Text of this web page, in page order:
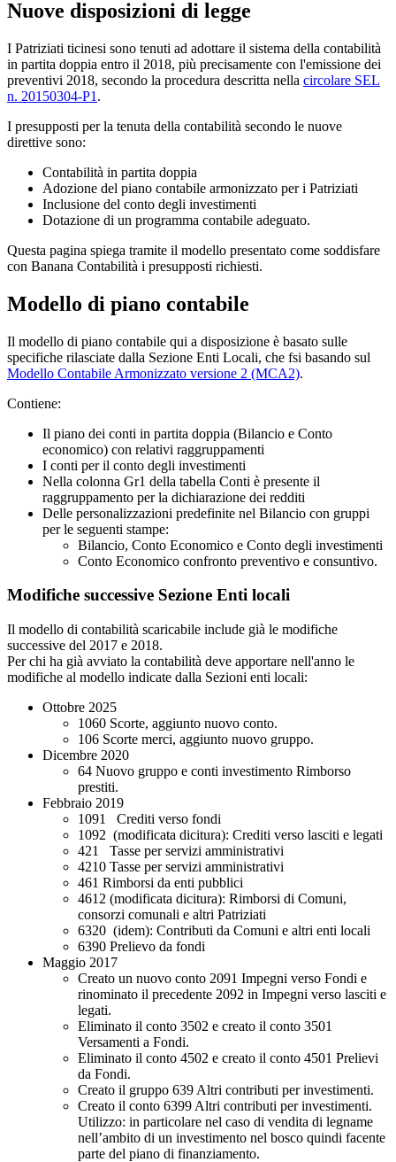
Nuove disposizioni di legge
I Patriziati ticinesi sono tenuti ad adottare il sistema della contabilità
in partita doppia entro il 2018, più precisamente con l'emissione dei
preventivi 2018, secondo la procedura descritta nella circolare SEL
n. 20150304-P1 .
I presupposti per la tenuta della contabilità secondo le nuove
direttive sono:
Contabilità in partita doppia
Adozione del piano contabile armonizzato per i Patriziati
Inclusione del conto degli investimenti
Dotazione di un programma contabile adeguato.
Questa pagina spiega tramite il modello presentato come soddisfare
con Banana Contabilità i presupposti richiesti.
Modello di piano contabile
Il modello di piano contabile qui a disposizione è basato sulle
specifiche rilasciate dalla Sezione Enti Locali, che fsi basando sul
Modello Contabile Armonizzato versione 2 (MCA2).
Contiene:
Il piano dei conti in partita doppia (Bilancio e Conto
economico) con relativi raggruppamenti
I conti per il conto degli investimenti
Nella colonna Gr1 della tabella Conti è presente il
raggruppamento per la dichiarazione dei redditi
Delle personalizzazioni predefinite nel Bilancio con gruppi
per le seguenti stampe:
Bilancio, Conto Economico e Conto degli investimenti
Conto Economico confronto preventivo e consuntivo.
Modifiche successive Sezione Enti locali
Il modello di contabilità scaricabile include già le modifiche
successive del 2017 e 2018.
Per chi ha già avviato la contabilità deve apportare nell'anno le
modifiche al modello indicate dalla Sezioni enti locali:
Ottobre 2025
1060 Scorte, aggiunto nuovo conto.
106 Scorte merci, aggiunto nuovo gruppo.
Dicembre 2020
64 Nuovo gruppo e conti investimento Rimborso
prestiti.
Febbraio 2019
1091 Crediti verso fondi
1092 (modificata dicitura): Crediti verso lasciti e legati
421 Tasse per servizi amministrativi
4210 Tasse per servizi amministrativi
461 Rimborsi da enti pubblici
4612 (modificata dicitura): Rimborsi di Comuni,
consorzi comunali e altri Patriziati
6320 (idem): Contributi da Comuni e altri enti locali
6390 Prelievo da fondi
Maggio 2017
Creato un nuovo conto 2091 Impegni verso Fondi e
rinominato il precedente 2092 in Impegni verso lasciti e
legati.
Eliminato il conto 3502 e creato il conto 3501
Versamenti a Fondi.
Eliminato il conto 4502 e creato il conto 4501 Prelievi
da Fondi.
Creato il gruppo 639 Altri contributi per investimenti.
Creato il conto 6399 Altri contributi per investimenti.
Utilizzo: in particolare nel caso di vendita di legname
nell’ambito di un investimento nel bosco quindi facente
parte del piano di finanziamento.